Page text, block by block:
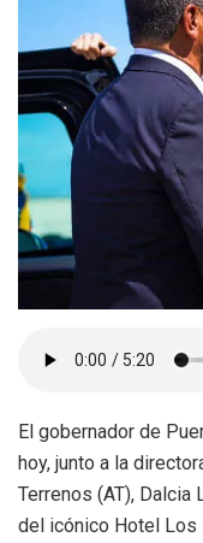
El gobernador de
hoy, junto a la
Terrenos (AT),
del icónico Hotel Los